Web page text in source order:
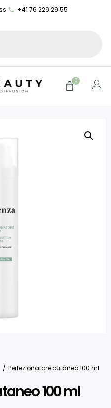
+41 76 229 29 55
0
Perfezionatore cutaneo 100 ml
100 ml